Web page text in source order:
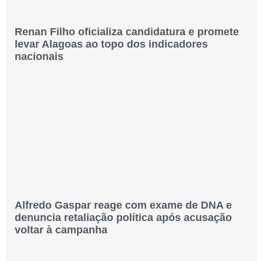
Renan Filho oficializa candidatura e promete
levar Alagoas ao topo dos indicadores
nacionais
Alfredo Gaspar reage com exame de DNA e
denuncia retaliação política após acusação
voltar à campanha